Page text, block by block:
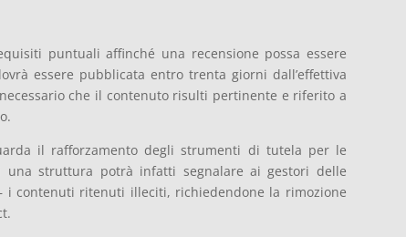
puntuali affinché una recensione possa essere
essere pubblicata entro trenta giorni dall’effettiva
che il contenuto risulti pertinente e riferito a
il rafforzamento degli strumenti di tutela per le
una struttura potrà infatti segnalare ai gestori delle
contenuti ritenuti illeciti, richiedendone la rimozione